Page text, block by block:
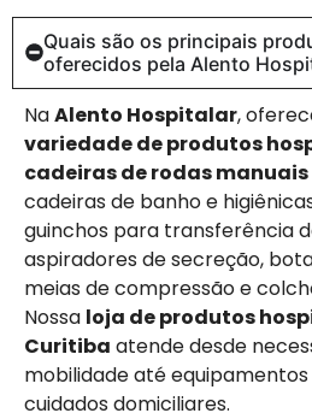
Quais são os principais
oferecidos pela Alento
NaAlento Hospitalar,
variedade de produtos
cadeiras de rodas
cadeiras de banho e
guinchos para transferência
aspiradores de secreção,
meias de compressão e
Nossa loja de produtos
Curitiba atende desde
mobilidade até
cuidados domiciliares.